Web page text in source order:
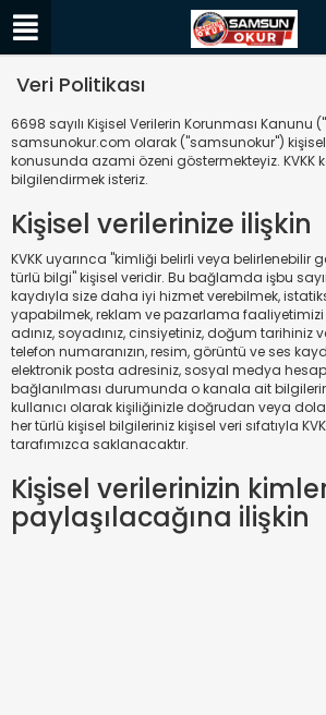
Veri Politikası
6698 sayılı Kişisel Verilerin Korunması Kanunu
samsunokur.com olarak ("samsunokur")
konusunda azami özeni göstermekteyiz. KVKK
bilgilendirmek isteriz.
Kişisel verilerinize ilişkin
KVKK uyarınca "kimliği belirli veya belirlenebilir
türlü bilgi" kişisel veridir. Bu bağlamda işbu
kaydıyla size daha iyi hizmet verebilmek,
yapabilmek, reklam ve pazarlama faaliyetimizi
adınız, soyadınız, cinsiyetiniz, doğum tarihiniz
telefon numaranızın, resim, görüntü ve ses
elektronik posta adresiniz, sosyal medya
bağlanılması durumunda o kanala ait
kullanıcı olarak kişiliğinizle doğrudan veya
her türlü kişisel bilgileriniz kişisel veri sıfatıyla
tarafımızca saklanacaktır.
Kişisel verilerinizin
paylaşılacağına ilişkin